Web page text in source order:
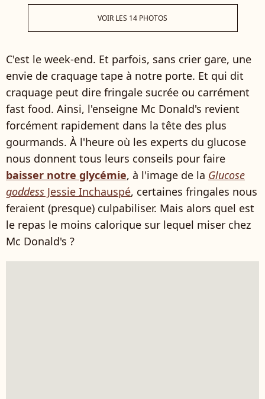
VOIR LES 14 PHOTOS
C'est le week-end. Et parfois, sans crier gare, une
envie de craquage tape à notre porte. Et qui dit
craquage peut dire fringale sucrée ou carrément
fast food. Ainsi, l'enseigne Mc Donald's revient
forcément rapidement dans la tête des plus
gourmands. À l'heure où les experts du glucose
nous donnent tous leurs conseils pour faire
baisser notre glycémie, à l'image de la Glucose
goddess Jessie Inchauspé, certaines fringales nous
feraient (presque) culpabiliser. Mais alors quel est
le repas le moins calorique sur lequel miser chez
Mc Donald's ?